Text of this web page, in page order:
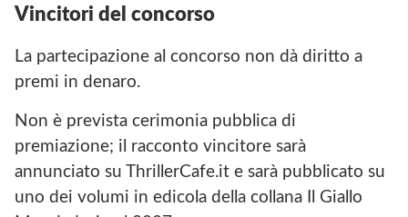
Vincitori del concorso
La partecipazione al concorso non dà diritto a
premi in denaro.
Non è prevista cerimonia pubblica di
premiazione; il racconto vincitore sarà
annunciato su ThrillerCafe.it e sarà pubblicato su
uno dei volumi in edicola della collana Il Giallo